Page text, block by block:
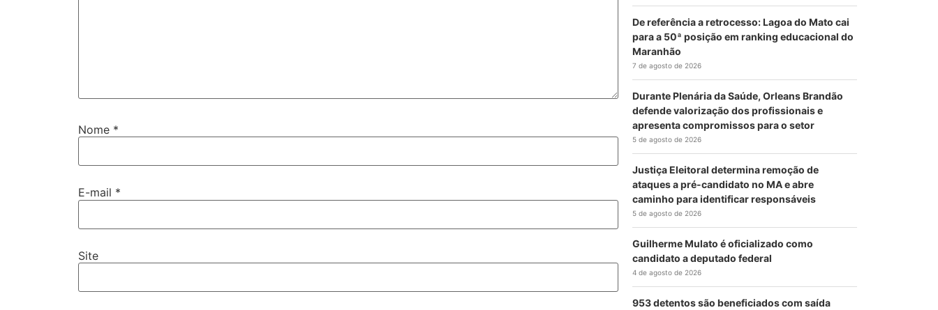
Nome *
E-mail *
Site
De referência a retrocesso: Lagoa do Mato cai
para a 50ª posição em ranking educacional do
Maranhão
7 de agosto de 2026
Durante Plenária da Saúde, Orleans Brandão
defende valorização dos profissionais e
apresenta compromissos para o setor
5 de agosto de 2026
Justiça Eleitoral determina remoção de
ataques a pré-candidato no MA e abre
caminho para identificar responsáveis
5 de agosto de 2026
Guilherme Mulato é oficializado como
candidato a deputado federal
4 de agosto de 2026
953 detentos são beneficiados com saída